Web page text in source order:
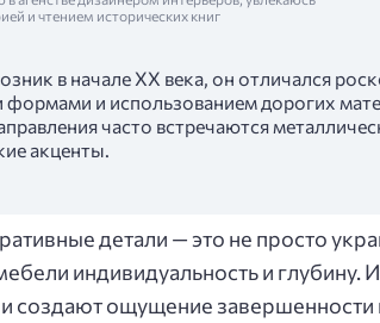
и чтением исторических книг
в начале XX века, он отличался
формами и использованием дорогих
часто встречаются
акценты.
детали — это не просто
индивидуальность и
и создают ощущение